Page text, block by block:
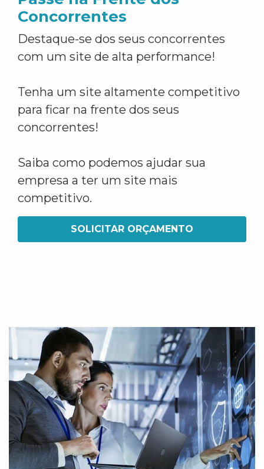
Concorrentes
Destaque-se dos seus concorrentes
com um site de alta performance!
Tenha um site altamente competitivo
para ficar na frente dos seus
concorrentes!
Saiba como podemos ajudar sua
empresa a ter um site mais
competitivo.
SOLICITAR ORÇAMENTO